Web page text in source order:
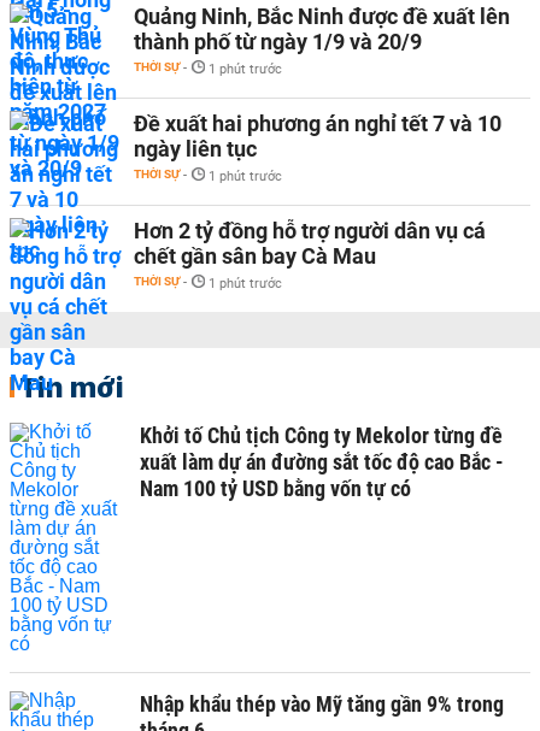
Quảng Ninh, Bắc Ninh được đề xuất lên
thành phố từ ngày 1/9 và 20/9
THỜI SỰ - 1 phút trước
Đề xuất hai phương án nghỉ tết 7 và 10
ngày liên tục
THỜI SỰ - 1 phút trước
Hơn 2 tỷ đồng hỗ trợ người dân vụ cá
chết gần sân bay Cà Mau
THỜI SỰ - 1 phút trước
Tin mới
Khởi tố Chủ tịch Công ty Mekolor từng đề
xuất làm dự án đường sắt tốc độ cao Bắc -
Nam 100 tỷ USD bằng vốn tự có
Nhập khẩu thép vào Mỹ tăng gần 9% trong